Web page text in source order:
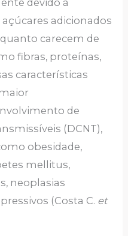
adicionados
carecem de
fibras, proteínas,
características
de
(DCNT),
obesidade,
mellitus,
neoplasias
(Costa C. et